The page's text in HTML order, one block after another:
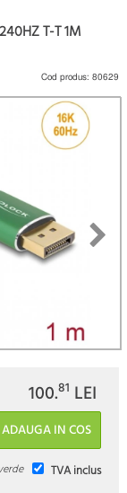
T-T 1M
Cod produs: 80629
100.81 LEI
TVA inclus